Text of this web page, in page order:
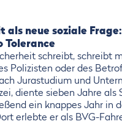
als neue soziale
Tolerance
schreibt, schreibt
Polizisten oder des
Jurastudium und
diente sieben Jahre als
ein knappes Jahr in
erlebte er als BVG-